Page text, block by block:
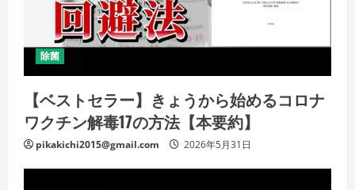
除菌
【ベストセラー】きょうから始めるコロナ
ワクチン解毒17の方法【本要約】
pikakichi2015@gmail.com 2026年5月31日